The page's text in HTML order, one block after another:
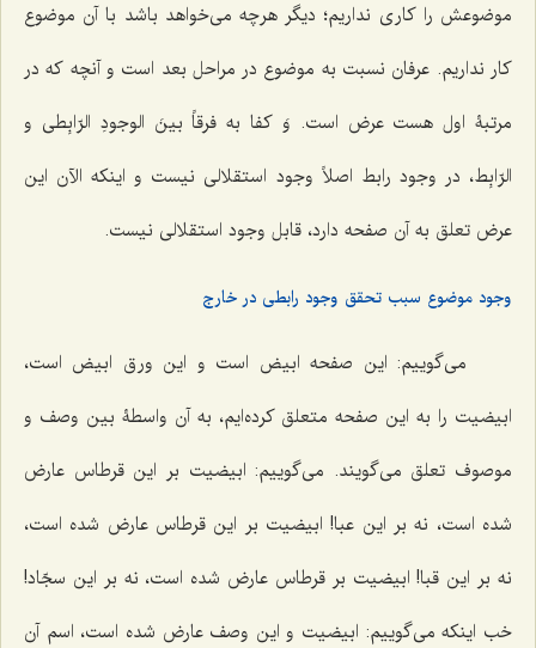
موضوعش را کاری نداریم؛ دیگر هرچه می‌خواهد باشد با آن موضوع
کار نداریم. عرفان نسبت به موضوع در مراحل بعد است و آنچه که در
مرتبۀ اول هست عرض است. وَ کفا به فرقاً بینَ الوجودِ الرّابِطی و
الرّابِط، در وجود رابط اصلاً وجود استقلالی نیست و اینکه الآن این
عرض تعلق به آن صفحه دارد، قابل وجود استقلالی نیست.
وجود موضوع سبب تحقق وجود رابطی در خارج
می‌گوییم: این صفحه ابیض است و این ورق ابیض است،
ابیضیت را به این صفحه متعلق کرده‌ایم، به آن واسطۀ بین وصف و
موصوف تعلق می‌گویند. می‌گوییم: ابیضیت بر این قرطاس عارض
شده است، نه بر این عبا! ابیضیت بر این قرطاس عارض شده است،
نه بر این قبا! ابیضیت بر قرطاس عارض شده است، نه بر این سجّاد!
خب اینکه می‌گوییم: ابیضیت و این وصف عارض شده است، اسم آن